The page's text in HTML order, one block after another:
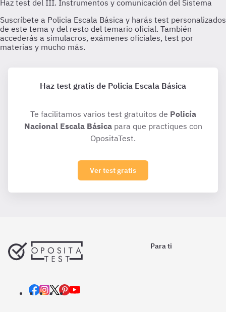
Haz test gratis de Policia Escala Básica
Te facilitamos varios test gratuitos de Policía
Nacional Escala Básicapara que practiques con
OpositaTest.
Ver test gratis
Para ti